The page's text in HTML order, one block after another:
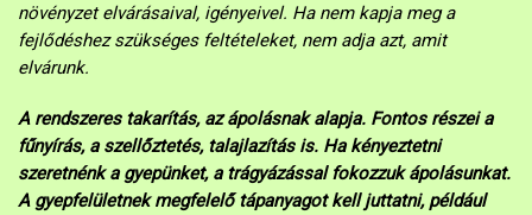
növényzet elvárásaival, igényeivel. Ha nem kapja meg a
fejlődéshez szükséges feltételeket, nem adja azt, amit
elvárunk.
A rendszeres takarítás, az ápolásnak alapja. Fontos részei a
fűnyírás, a szellőztetés, talajlazítás is. Ha kényeztetni
szeretnénk a gyepünket, a trágyázással fokozzuk ápolásunkat.
A gyepfelületnek megfelelő tápanyagot kell juttatni, például